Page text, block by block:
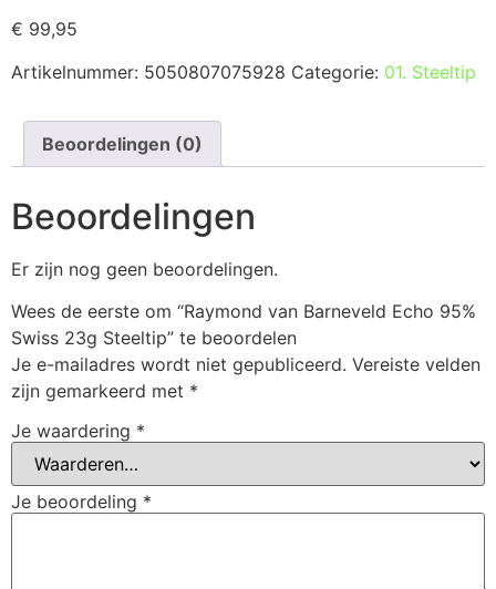
€ 99,95
Artikelnummer: 5050807075928 Categorie: 01. Steeltip
Beoordelingen (0)
Beoordelingen
Er zijn nog geen beoordelingen.
Wees de eerste om “Raymond van Barneveld Echo 95%
Swiss 23g Steeltip” te beoordelen
Je e-mailadres wordt niet gepubliceerd. Vereiste velden
zijn gemarkeerd met *
Je waardering *
Je beoordeling *